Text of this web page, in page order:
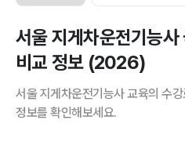
서울 지게차운전기능
비교 정보 (2026)
서울 지게차운전기능사 교육의 수
정보를 확인해보세요.